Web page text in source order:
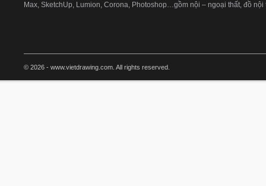
Max, SketchUp, Lumion, Corona, Photoshop…gồm nội – ngoại thất, đồ nội
© 2026 - www.vietdrawing.com. All rights reserved.